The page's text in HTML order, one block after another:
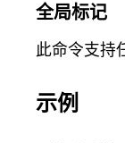
全局标记
此命令支持
示例